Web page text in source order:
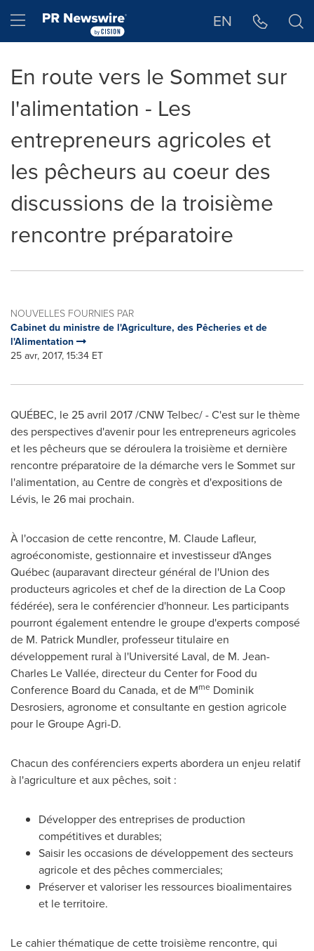
Hamburger menu EN
En route vers le Sommet sur
l'alimentation - Les
entrepreneurs agricoles et
les pêcheurs au coeur des
discussions de la troisième
rencontre préparatoire
NOUVELLES FOURNIES PAR
Cabinet du ministre de l'Agriculture, des Pêcheries et de
l'Alimentation
25 avr, 2017, 15:34 ET
QUÉBEC, le 25 avril 2017 /CNW Telbec/ - C'est sur le thème
des perspectives d'avenir pour les entrepreneurs agricoles
et les pêcheurs que se déroulera la troisième et dernière
rencontre préparatoire de la démarche vers le Sommet sur
l'alimentation, au Centre de congrès et d'expositions de
Lévis, le 26 mai prochain.
À l'occasion de cette rencontre, M. Claude Lafleur,
agroéconomiste, gestionnaire et investisseur d'Anges
Québec (auparavant directeur général de l'Union des
producteurs agricoles et chef de la direction de La Coop
fédérée), sera le conférencier d'honneur. Les participants
pourront également entendre le groupe d'experts composé
de M. Patrick Mundler, professeur titulaire en
développement rural à l'Université Laval, de M. Jean-
Charles Le Vallée, directeur du Center for Food du
Conference Board du Canada, et de Mme Dominik
Desrosiers, agronome et consultante en gestion agricole
pour le Groupe Agri-D.
Chacun des conférenciers experts abordera un enjeu relatif
à l'agriculture et aux pêches, soit :
Développer des entreprises de production
compétitives et durables;
Saisir les occasions de développement des secteurs
agricole et des pêches commerciales;
Préserver et valoriser les ressources bioalimentaires
et le territoire.
Le cahier thématique de cette troisième rencontre, qui